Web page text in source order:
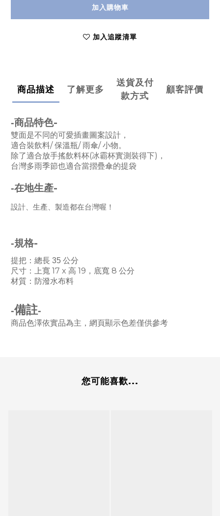
加入購物車
加入追蹤清單
商品描述 了解更多
送貨及付
款方式
顧客評價
-商品特色-
雙面是不同的可愛插畫圖案設計，
適合裝飲料/保溫瓶/雨傘/小物。
除了適合放手搖飲料杯(冰霸杯實測裝得下) ，
台灣多雨季節也適合當摺疊傘的提袋
-在地生產-
設計、生產、製造都在台灣喔！
-規格-
提把：總長 35 公分
尺寸：上寬 17 x 高 19 ，底寬 8 公分
材質：防潑水布料
-備註-
商品色澤依實品為主，網頁顯示色差僅供參考
您可能喜歡...